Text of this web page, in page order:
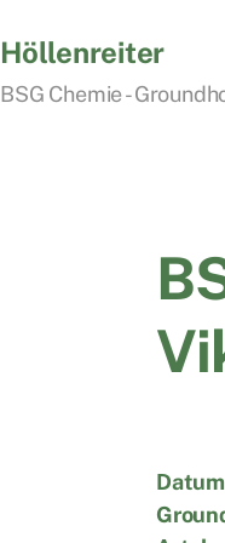
Höllenreiter
BSG Chemie -